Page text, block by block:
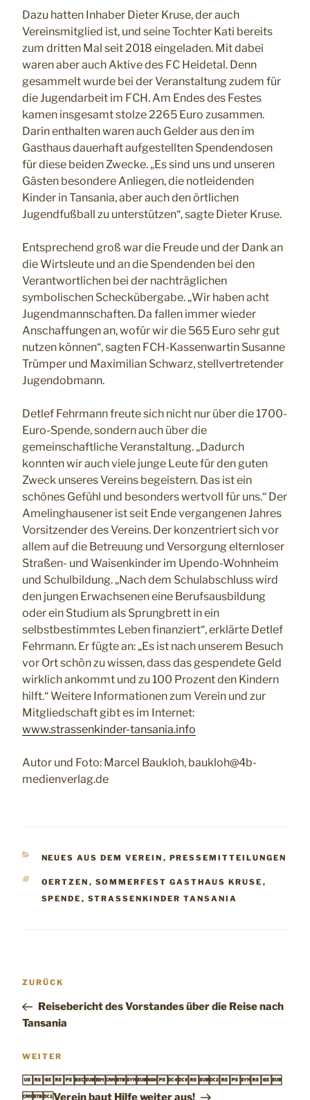
Dazu hatten Inhaber Dieter Kruse, der auch
Vereinsmitglied ist, und seine Tochter Kati bereits
zum dritten Mal seit 2018 eingeladen. Mit dabei
waren aber auch Aktive des FC Heidetal. Denn
gesammelt wurde bei der Veranstaltung zudem für
die Jugendarbeit im FCH. Am Endes des Festes
kamen insgesamt stolze 2265 Euro zusammen.
Darin enthalten waren auch Gelder aus den im
Gasthaus dauerhaft aufgestellten Spendendosen
für diese beiden Zwecke. „Es sind uns und unseren
Gästen besondere Anliegen, die notleidenden
Kinder in Tansania, aber auch den örtlichen
Jugendfußball zu unterstützen“, sagte Dieter Kruse.
Entsprechend groß war die Freude und der Dank an
die Wirtsleute und an die Spendenden bei den
Verantwortlichen bei der nachträglichen
symbolischen Scheckübergabe. „Wir haben acht
Jugendmannschaften. Da fallen immer wieder
Anschaffungen an, wofür wir die 565 Euro sehr gut
nutzen können“, sagten FCH-Kassenwartin Susanne
Trümper und Maximilian Schwarz, stellvertretender
Jugendobmann.
Detlef Fehrmann freute sich nicht nur über die 1700-
Euro-Spende, sondern auch über die
gemeinschaftliche Veranstaltung. „Dadurch
konnten wir auch viele junge Leute für den guten
Zweck unseres Vereins begeistern. Das ist ein
schönes Gefühl und besonders wertvoll für uns.“ Der
Amelinghausener ist seit Ende vergangenen Jahres
Vorsitzender des Vereins. Der konzentriert sich vor
allem auf die Betreuung und Versorgung elternloser
Straßen- und Waisenkinder im Upendo-Wohnheim
und Schulbildung. „Nach dem Schulabschluss wird
den jungen Erwachsenen eine Berufsausbildung
oder ein Studium als Sprungbrett in ein
selbstbestimmtes Leben finanziert“, erklärte Detlef
Fehrmann. Er fügte an: „Es ist nach unserem Besuch
vor Ort schön zu wissen, dass das gespendete Geld
wirklich ankommt und zu 100 Prozent den Kindern
hilft.“ Weitere Informationen zum Verein und zur
Mitgliedschaft gibt es im Internet:
www.strassenkinder-tansania.info
Autor und Foto: Marcel Baukloh, baukloh@4b-
medienverlag.de
KATEGORIEN
NEUES AUS DEM VEREIN , PRESSEMITTEILUNGEN
SCHLAGWÖRTER
OERTZEN , SOMMERFEST GASTHAUS KRUSE ,
SPENDE , STRASSENKINDER TANSANIA
Vorheriger
ZURÜCK
Reisebericht des Vorstandes über die Reise nach
Tansania
Nächster
Beitrag
WEITER

Verein baut Hilfe weiter aus!